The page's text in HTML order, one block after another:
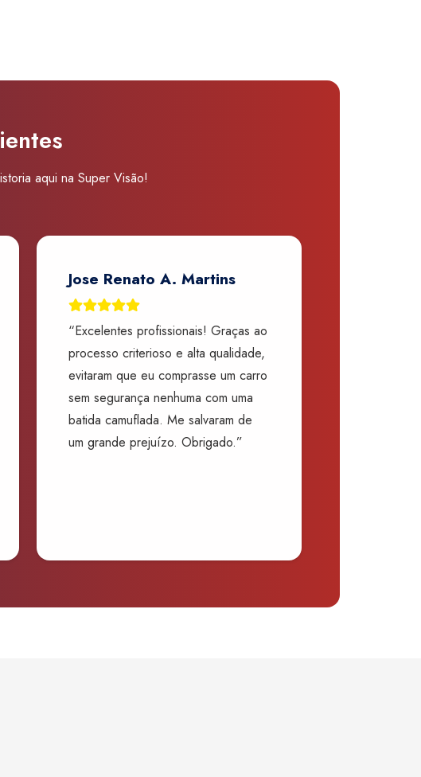
aqui na Super Visão!
Jose Renato A. Martins
“Excelentes profissionais! Graças ao
processo criterioso e alta qualidade,
evitaram que eu comprasse um carro
sem segurança nenhuma com uma
batida camuflada. Me salvaram de
um grande prejuízo. Obrigado.”